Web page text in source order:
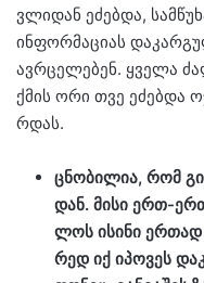
ვლი­დან ეძებ­და,
ინ­ფორ­მა­ცი­ას
ავ­რცე­ლე­ბენ. ყვე­ლა
ქმის ორი თვე ეძებ­და
რდას.
ცნო­ბი­ლია, რომ
დან. მისი ერთ-
ლოს ისი­ნი ერ­თად
რედ იქ იპო­ვეს